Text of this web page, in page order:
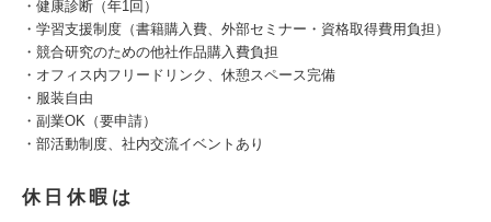
・健康診断（年1回）
・学習支援制度（書籍購入費、外部セミナー・資格取得費用負担）
・競合研究のための他社作品購入費負担
・オフィス内フリードリンク、休憩スペース完備
・服装自由
・副業OK（要申請）
・部活動制度、社内交流イベントあり
休日休暇は